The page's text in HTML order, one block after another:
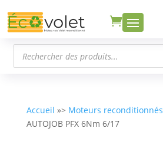

Recherche
produits
Accueil »> Moteurs reconditionnés
AUTOJOB PFX 6Nm 6/17